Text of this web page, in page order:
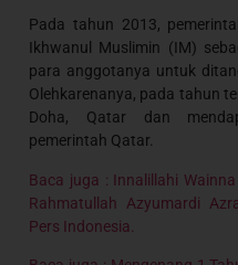
Pada tahun 2013,
Ikhwanul Muslimin (IM)
para anggotanya untuk
Olehkarenanya, pada tahun
Doha, Qatar dan
pemerintah Qatar.
Baca juga : Innalillahi
Rahmatullah Azyumardi
Pers Indonesia.